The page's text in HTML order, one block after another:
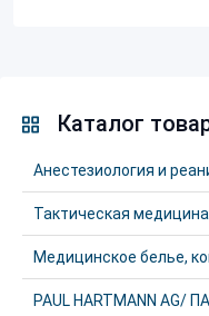
Каталог
Анестезиология и
Тактическая медицина
Медицинское белье,
PAUL HARTMANN AG/